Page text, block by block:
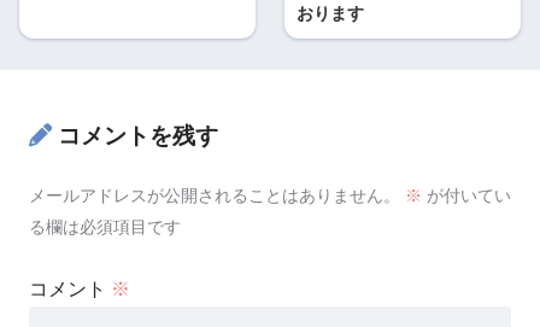
おります
コメントを残す
メールアドレスが公開されることはありません。 ※ が付いてい
る欄は必須項目です
コメント ※